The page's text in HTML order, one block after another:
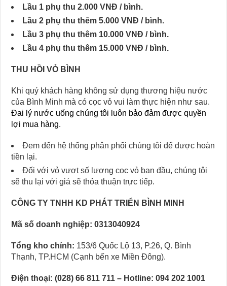
Lầu 1 phụ thu 2.000 VNĐ / bình.
Lầu 2 phụ thu thêm 5.000 VNĐ / bình.
Lầu 3 phụ thu thêm 10.000 VNĐ / bình.
Lầu 4 phụ thu thêm 15.000 VNĐ / bình.
THU HỒI VỎ BÌNH
Khi quý khách hàng không sử dụng thương hiệu nước
của Bình Minh mà có cọc vỏ vui làm thực hiện như sau.
Đai lý nước uống chúng tôi luôn bảo đảm được quyền
lợi mua hàng.
Đem đến hệ thống phân phối chúng tôi để được hoàn
tiền lại.
Đối với vỏ vượt số lượng cọc vỏ ban đầu, chúng tôi
sẽ thu lại với giá sẽ thỏa thuận trực tiếp.
CÔNG TY TNHH KD PHÁT TRIỂN BÌNH MINH
Mã số doanh nghiệp: 0313040924
Tổng kho chính: 153/6 Quốc Lộ 13, P.26, Q. Bình
Thạnh, TP.HCM (Cạnh bến xe Miền Đông).
Điện thoại: (028) 66 811 711 – Hotline: 094 202 1001